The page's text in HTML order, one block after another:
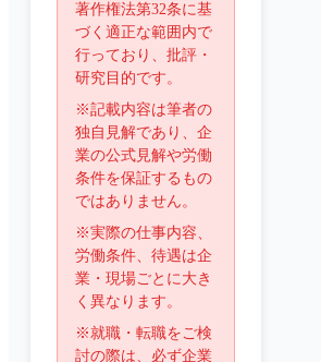
著作権法第32条に基
づく適正な範囲内で
行っており、批評・
研究目的です。
※記載内容は筆者の
独自見解であり、企
業の公式見解や労働
条件を保証するもの
ではありません。
※実際の仕事内容、
労働条件、待遇は企
業・現場ごとに大き
く異なります。
※就職・転職をご検
討の際は、必ず企業